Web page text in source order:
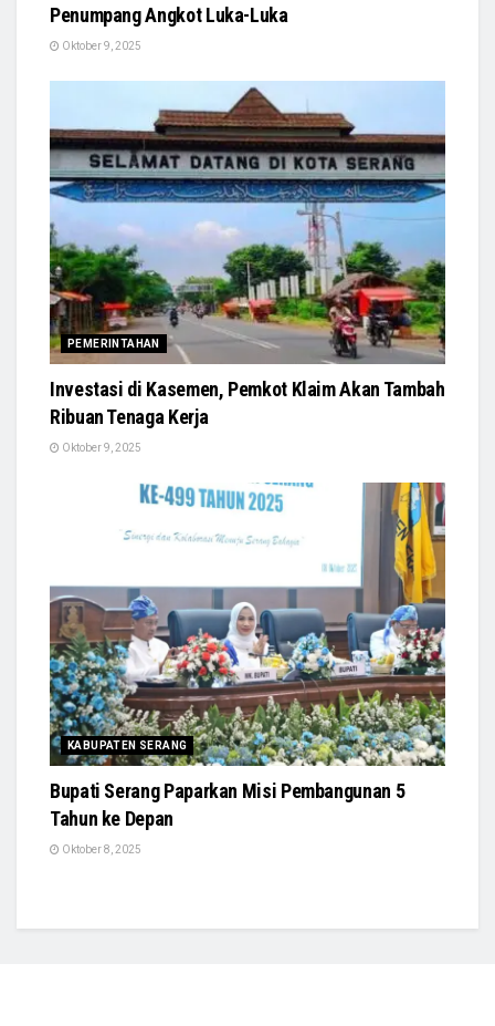
Penumpang Angkot Luka-Luka
Oktober 9, 2025
PEMERINTAHAN
Investasi di Kasemen, Pemkot Klaim Akan Tambah
Ribuan Tenaga Kerja
Oktober 9, 2025
KABUPATEN SERANG
Bupati Serang Paparkan Misi Pembangunan 5
Tahun ke Depan
Oktober 8, 2025